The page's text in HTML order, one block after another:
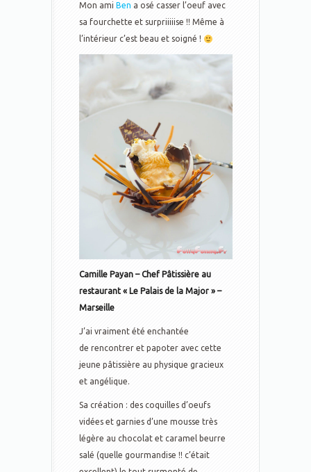
Mon ami Ben a osé casser l’oeuf avec
sa fourchette et surpriiiiise !! Même à
l’intérieur c’est beau et soigné !
Camille Payan – Chef Pâtissière au
restaurant « Le Palais de la Major » –
Marseille
J’ai vraiment été enchantée
de rencontrer et papoter avec cette
jeune pâtissière au physique gracieux
et angélique.
Sa création : des coquilles d’oeufs
vidées et garnies d’une mousse très
légère au chocolat et caramel beurre
salé (quelle gourmandise !! c’était